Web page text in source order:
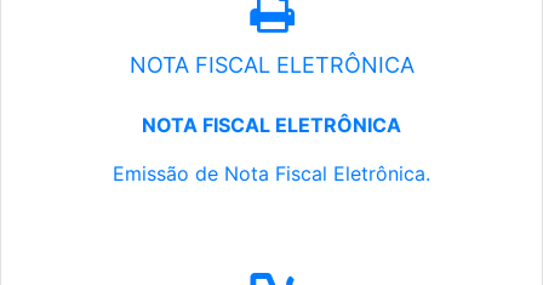
NOTA FISCAL ELETRÔNICA
NOTA FISCAL ELETRÔNICA
Emissão de Nota Fiscal Eletrônica.